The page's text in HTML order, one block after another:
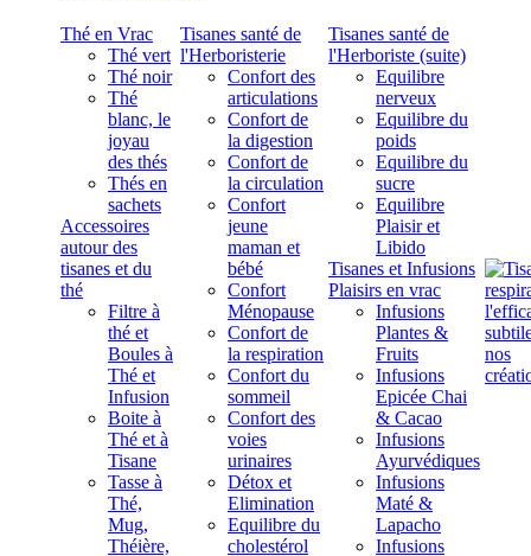
Thé en Vrac
Thé vert
Thé noir
Thé
blanc, le
joyau
des thés
Thés en
sachets
Accessoires
autour des
tisanes et du
thé
Filtre à
thé et
Boules à
Thé et
Infusion
Boite à
Thé et à
Tisane
Tasse à
Thé,
Mug,
Théière,
Tisanes santé de
l'Herboristerie
Confort des
articulations
Confort de
la digestion
Confort de
la circulation
Confort
jeune
maman et
bébé
Confort
Ménopause
Confort de
la respiration
Confort du
sommeil
Confort des
voies
urinaires
Détox et
Elimination
Equilibre du
cholestérol
Tisanes santé de
l'Herboriste (suite)
Equilibre
nerveux
Equilibre du
poids
Equilibre du
sucre
Equilibre
Plaisir et
Libido
Tisanes et Infusions
Plaisirs en vrac
Infusions
Plantes &
Fruits
Infusions
Epicée Chai
& Cacao
Infusions
Ayurvédiques
Infusions
Maté &
Lapacho
Infusions